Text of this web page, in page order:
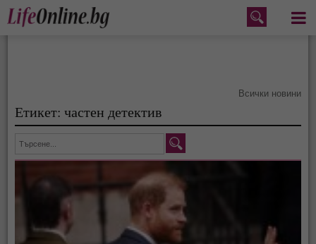
Меню
Всички новини
Етикет: частен детектив